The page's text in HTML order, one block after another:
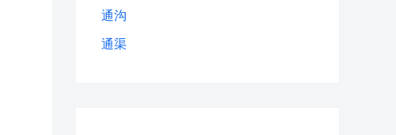
通沟
通渠